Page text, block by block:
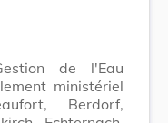
de l'Eau
ministériel
Berdorf,